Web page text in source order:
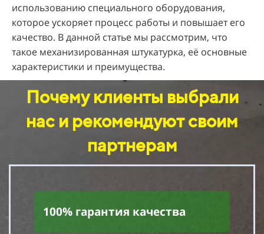
использованию специального оборудования,
которое ускоряет процесс работы и повышает его
качество. В данной статье мы рассмотрим, что
такое механизированная штукатурка, её основные
характеристики и преимущества.
Почему клиенты выбрали
нас и рекомендуют своим
партнерам
100% гарантия качества